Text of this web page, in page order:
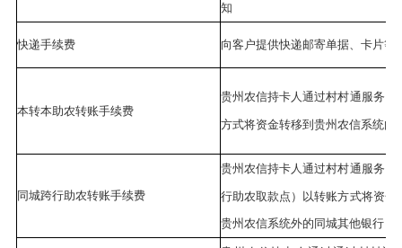
知
快递手续费 向客户提供快递邮寄单据、卡片等
本转本助农转账手续费
贵州农信持卡人通过村村通服务点
方式将资金转移到贵州农信系统内
同城跨行助农转账手续费
贵州农信持卡人通过村村通服务点
行助农取款点）以转账方式将资金
贵州农信系统外的同城其他银行